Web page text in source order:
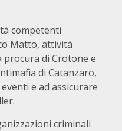
competenti
Matto, attività
procura di Crotone e
di Catanzaro,
e ad assicurare
criminali